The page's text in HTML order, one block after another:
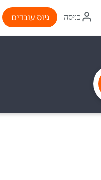
איקון
התחברות
כניסה גיוס עובדים